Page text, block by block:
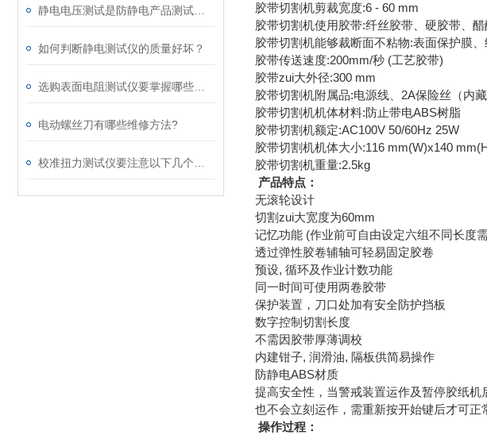
如何判断静电测试仪的质量好坏？
电动螺丝刀有哪些维修方法?
胶带切割机剪裁宽度:6 - 60 mm
胶带切割机使用胶带:纤丝胶带、硬胶带、
胶带切割机能够裁断面不粘物:表面保护膜
胶带传送速度:200mm/秒 (工艺胶带)
胶带zui大外径:300 mm
胶带切割机附属品:电源线、2A保险丝（内
胶带切割机机体材料:防止带电ABS树脂
胶带切割机额定:AC100V 50/60Hz 25W
胶带切割机机体大小:116 mm(W)x140
胶带切割机重量:2.5kg
产品特点：
无滚轮设计
切割zui大宽度为60mm
记忆功能 (作业前可自由设定六组不同长度
透过弹性胶卷辅轴可轻易固定胶卷
预设, 循环及作业计数功能
同一时间可使用两卷胶带
保护装置，刀口处加有安全防护挡板
数字控制切割长度
不需因胶带厚薄调校
内建钳子, 润滑油, 隔板供简易操作
防静电ABS材质
提高安全性，当警戒装置运作及暂停胶纸
也不会立刻运作，需重新按开始键后才可正
操作过程：